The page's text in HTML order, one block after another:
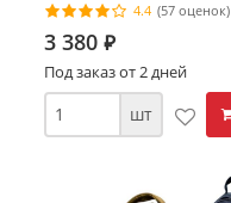
4.4 (57 оценок)
3 380 ⃏
Под заказ от 2 дней
шт